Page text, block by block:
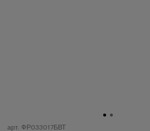
арт. ФР033017БВТ